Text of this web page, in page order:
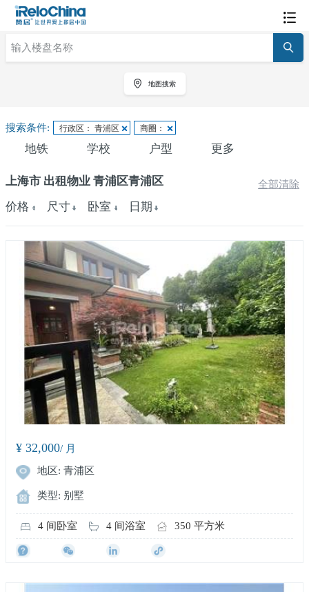
地图搜索
搜索条件: 行政区： 青浦区 商圈：
地铁 学校 户型 更多
上海市 出租物业 青浦区青浦区 全部清除
价格 尺寸 卧室 日期
¥ 32,000/ 月
地区: 青浦区
类型: 别墅
4 间卧室 4 间浴室 350 平方米